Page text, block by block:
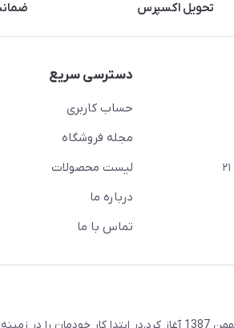
تحویل اکسپرس
دسترسی سریع
حساب کاربری
مجله فروشگاه
لیست محصولات
درباره ما
تماس با ما